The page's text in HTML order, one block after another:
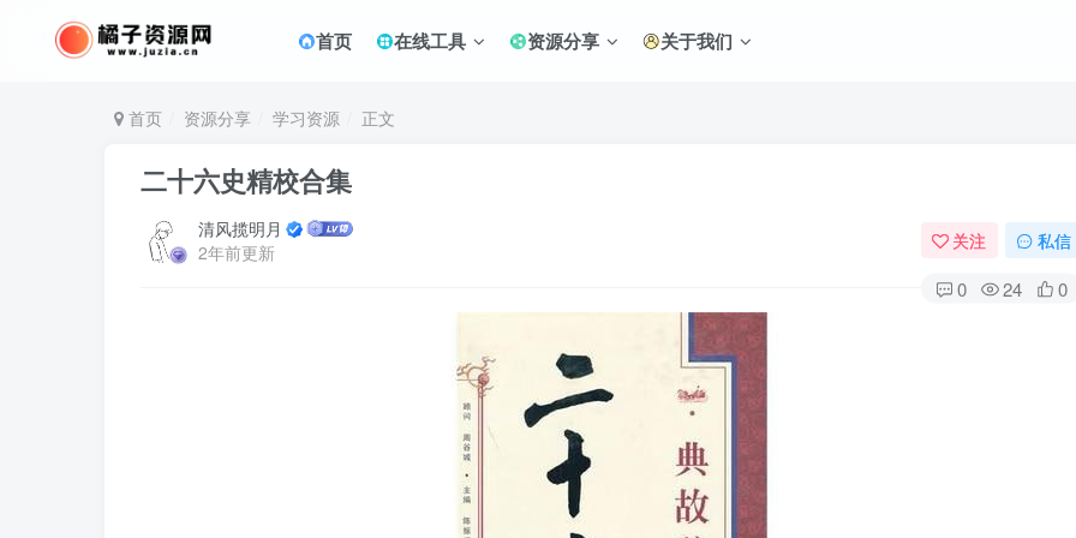
首页 在线工具 资源分享 关于我们
首页 资源分享 学习资源 正文
二十六史精校合集
清风揽明月
2年前更新
关注 私信
0 24 0